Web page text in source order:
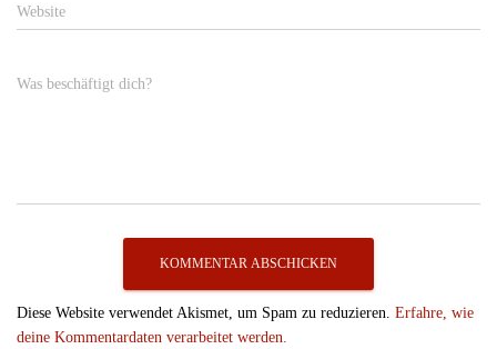
Website
Was beschäftigt dich?
Diese Website verwendet Akismet, um Spam zu reduzieren. Erfahre, wie
deine Kommentardaten verarbeitet werden.